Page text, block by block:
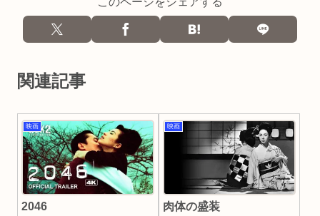
関連記事
映画
2046
映画
肉体の盛装